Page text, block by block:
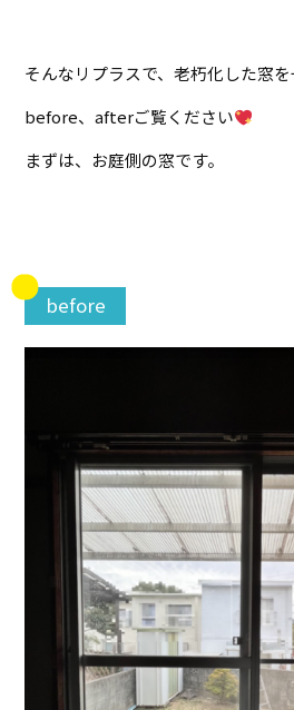
そんなリプラスで、老朽化した窓
before、afterご覧ください
まずは、お庭側の窓です。
before